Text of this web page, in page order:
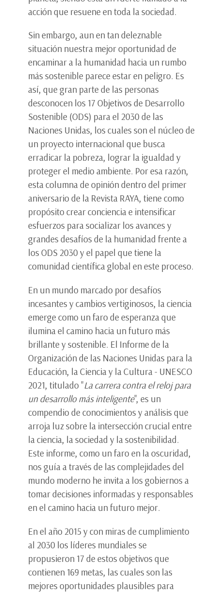
acción que resuene en toda la sociedad.
Sin embargo, aun en tan deleznable
situación nuestra mejor oportunidad de
encaminar a la humanidad hacia un rumbo
más sostenible parece estar en peligro. Es
así, que gran parte de las personas
desconocen los 17 Objetivos de Desarrollo
Sostenible (ODS) para el 2030 de las
Naciones Unidas, los cuales son el núcleo de
un proyecto internacional que busca
erradicar la pobreza, lograr la igualdad y
proteger el medio ambiente. Por esa razón,
esta columna de opinión dentro del primer
aniversario de la Revista RAYA, tiene como
propósito crear conciencia e intensificar
esfuerzos para socializar los avances y
grandes desafíos de la humanidad frente a
los ODS 2030 y el papel que tiene la
comunidad científica global en este proceso.
En un mundo marcado por desafíos
incesantes y cambios vertiginosos, la ciencia
emerge como un faro de esperanza que
ilumina el camino hacia un futuro más
brillante y sostenible. El Informe de la
Organización de las Naciones Unidas para la
Educación, la Ciencia y la Cultura - UNESCO
2021, titulado "La carrera contra el reloj para
un desarrollo más inteligente", es un
compendio de conocimientos y análisis que
arroja luz sobre la intersección crucial entre
la ciencia, la sociedad y la sostenibilidad.
Este informe, como un faro en la oscuridad,
nos guía a través de las complejidades del
mundo moderno he invita a los gobiernos a
tomar decisiones informadas y responsables
en el camino hacia un futuro mejor.
En el año 2015 y con miras de cumplimiento
al 2030 los líderes mundiales se
propusieron 17 de estos objetivos que
contienen 169 metas, las cuales son las
mejores oportunidades plausibles para